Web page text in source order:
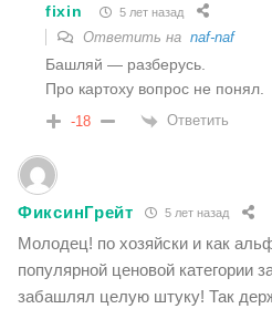
fixin 5 лет назад
Ответить на naf-naf
Башляй — разберусь.
Про картоху вопрос не понял.
-18 Ответить
ФиксинГрейт 5 лет назад
Молодец! по хозяйски и как
популярной ценовой категории
забашлял целую штуку! Так